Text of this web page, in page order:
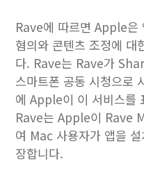
Rave에 따르면 Apple은
혐의와 콘텐츠 조정에 대
다. Rave는 Rave가
스마트폰 공동 시청으로
에 Apple이 이 서비스를
Rave는 Apple이 Rave
여 Mac 사용자가 앱을
장합니다.